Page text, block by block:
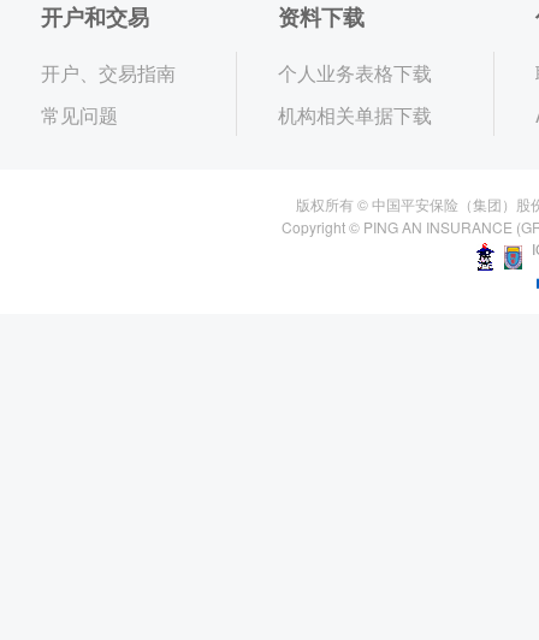
开户和交易
开户、交易指南
常见问题
资料下载
个人业务表格下载
机构相关单据下载
版权所有 © 中国平安保险（集团）股
Copyright © PING AN INSURANCE